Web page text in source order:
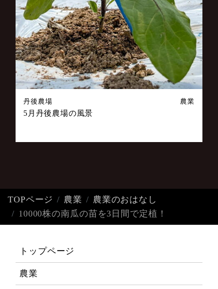
丹後農場 農業
5月丹後農場の風景
TOPページ 農業
農業のおはなし
10000株の南瓜の苗を3日間で定植！
トップページ
農業